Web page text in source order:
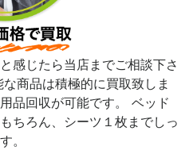
感じたら当店までご相談下さ
商品は積極的に買取致しま
品回収が可能です。 ベッド
ちろん、シーツ１枚までしっ
。